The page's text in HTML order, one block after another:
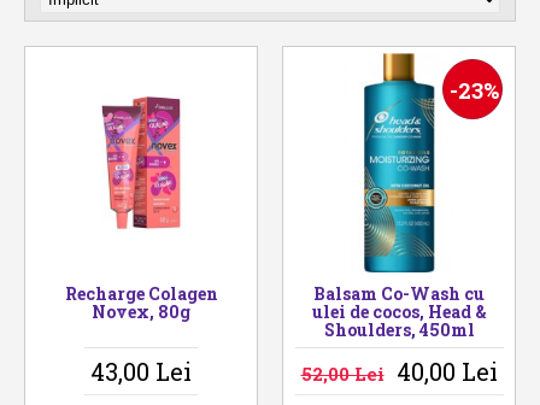
Recharge Colagen
Novex, 80g
43,00 Lei
-23%
Balsam Co-Wash cu
ulei de cocos, Head &
Shoulders, 450ml
52,00 Lei 40,00 Lei